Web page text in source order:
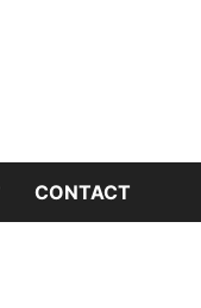
CONTACT